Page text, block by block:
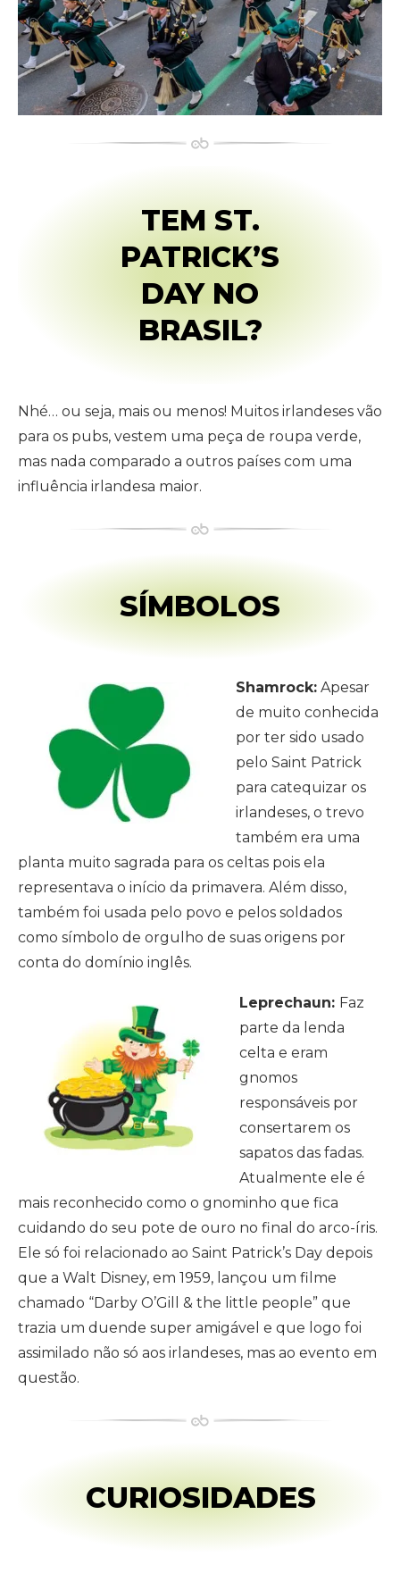
TEM ST.
PATRICK’S
DAY NO
BRASIL?
Nhé… ou seja, mais ou menos! Muitos irlandeses vão
para os pubs, vestem uma peça de roupa verde,
mas nada comparado a outros países com uma
influência irlandesa maior.
SÍMBOLOS
Shamrock: Apesar
de muito conhecida
por ter sido usado
pelo Saint Patrick
para catequizar os
irlandeses, o trevo
também era uma
planta muito sagrada para os celtas pois ela
representava o início da primavera. Além disso,
também foi usada pelo povo e pelos soldados
como símbolo de orgulho de suas origens por
conta do domínio inglês.
Leprechaun: Faz
parte da lenda
celta e eram
gnomos
responsáveis por
consertarem os
sapatos das fadas.
Atualmente ele é
mais reconhecido como o gnominho que fica
cuidando do seu pote de ouro no final do arco-íris.
Ele só foi relacionado ao Saint Patrick’s Day depois
que a Walt Disney, em 1959, lançou um filme
chamado “Darby O’Gill & the little people” que
trazia um duende super amigável e que logo foi
assimilado não só aos irlandeses, mas ao evento em
questão.
CURIOSIDADES